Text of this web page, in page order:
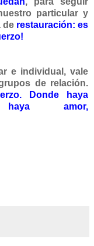
particular y
de restauración: es
e individual, vale
de relación.
Donde haya
amor,